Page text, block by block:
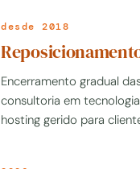
desde 2018
Encerramento gradual
consultoria em
hosting gerido para